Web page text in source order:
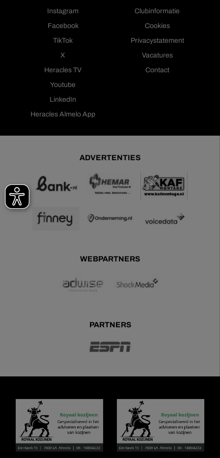
Instagram
Facebook
TikTok
X
Heracles TV
Youtube
LinkedIn
Heracles Almelo App
Clubinformatie
Cookies
Privacystatement
Vacatures
Contact
ADVERTENTIES
WEBPARTNERS
PARTNERS